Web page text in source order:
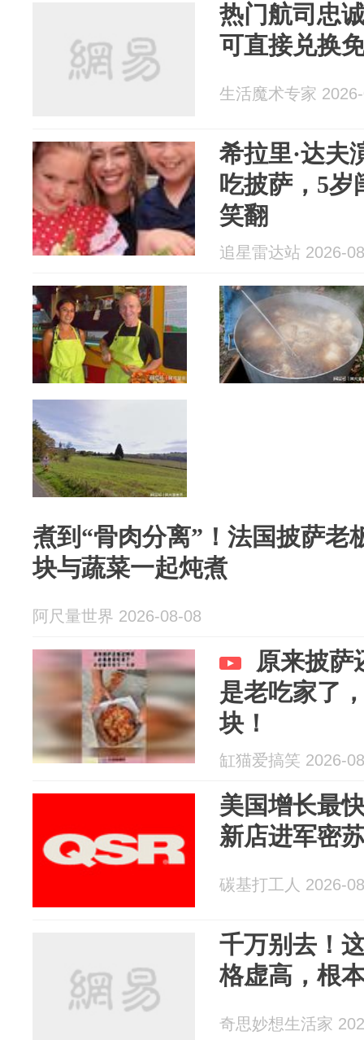
热门航司忠
可直接兑换
生活魔术专家
希拉里·达夫
吃披萨，5岁
笑翻
追星雷达站 2026-
煮到“骨肉分离”！法国披萨老
块与蔬菜一起炖煮
阿尺量世界 2026-08-08
原来披萨
是老吃家了
块！
缸猫爱搞笑 2026-
美国增长最
新店进军密
碳基打工人 2026-
千万别去！
格虚高，根
奇思妙想生活家